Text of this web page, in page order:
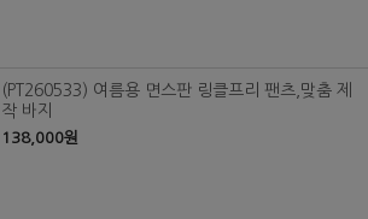
(PT260533) 여름용 면스판 링클프리 팬츠,맞춤 제
작 바지
138,000원